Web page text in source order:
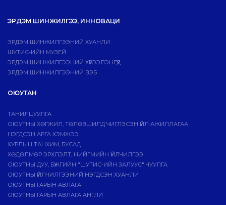
ЭРДЭМ ШИНЖИЛГЭЭ, ИННОВАЦИ
ЭРДЭМ ШИНЖИЛГЭЭНИЙ ХУАНЛИ
ШУТИС-ИЙН МУЗЕЙ
ЭРДЭМ ШИНЖИЛГЭЭНИЙ ХҮРЭЭЛЭНГҮҮД
ЭРДЭМ ШИНЖИЛГЭЭНИЙ ВЭБ
ОЮУТАН
ТАНИЛЦУУЛГА
ОЮУТНЫ ХӨГЖИЛ, ТӨЛӨВШИЛД ЧИГЛЭСЭН ҮЙЛ АЖИЛЛАГАА
НЭГДСЭН АРГА ХЭМЖЭЭ
ХУРЛЫН ТАНХИМ, БУСАД
ХӨДӨЛМӨР ЭРХЛЭЛТ, НИЙГМИЙН ҮЙЛЧИЛГЭЭ
ОЮУТНЫ ДУУ, БҮЖГИЙН "ШУТИС-ИЙН ЗАЛУУС" ЧУУЛГА
ОЮУТНЫ ҮЙЛЧИЛГЭЭНИЙ НЭГДСЭН ХУАНЛИ
ОЮУТНЫ ГАРЫН АВЛАГА
ОЮУТНЫ ГАРЫН АВЛАГА АНГЛИ